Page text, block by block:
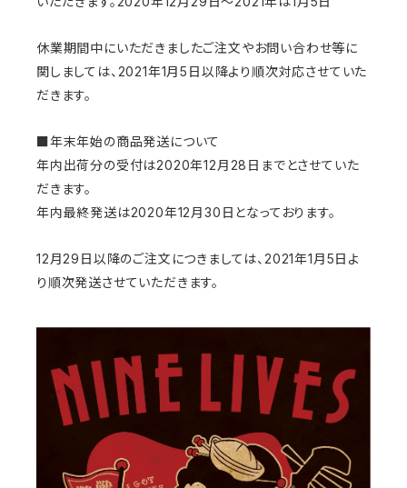
休業期間中にいただきましたご注文やお問い合わせ等に
関しましては、2021年1月5日以降より順次対応させていた
だきます。
■年末年始の商品発送について
年内出荷分の受付は2020年12月28日までとさせていた
だきます。
年内最終発送は2020年12月30日となっております。
12月29日以降のご注文につきましては、2021年1月5日よ
り順次発送させていただきます。